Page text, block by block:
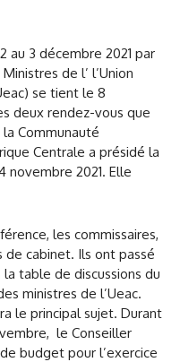
au 3 décembre 2021 par
de l’ l’Union
se tient le 8
deux rendez-vous que
Communauté
Centrale a présidé la
novembre 2021. Elle
les commissaires,
de cabinet. Ils ont passé
table de discussions du
ministres de l’Ueac.
le principal sujet. Durant
le Conseiller
budget pour l’exercice